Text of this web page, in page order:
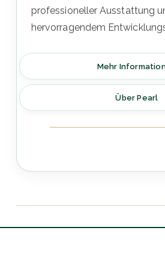
professioneller Ausstattung
hervorragendem
Mehr
Über Pearl